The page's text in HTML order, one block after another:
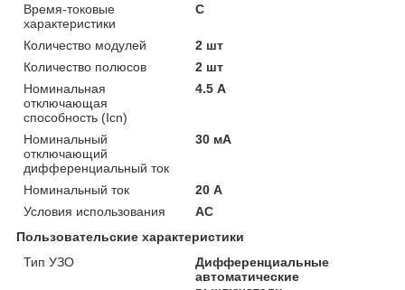
Время-токовые
характеристики
C
Количество модулей
2 шт
Количество полюсов
2 шт
Номинальная
отключающая
способность (Icn)
4.5 А
Номинальный
отключающий
дифференциальный ток
30 мА
Номинальный ток
20 А
Условия использования
АС
Пользовательские характеристики
Тип УЗО
Дифференциальные
автоматические